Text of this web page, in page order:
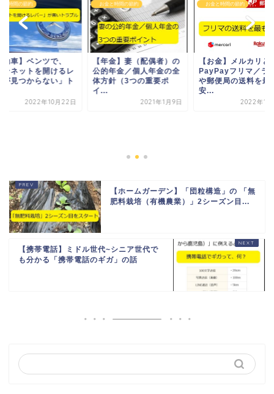
時間の節約
動車】ベンツで、
ンネットを開けるレ
が見つからない」ト
2022年10月22日
お金と時間の節約
【年金】妻（配偶者）の
公的年金／個人年金の全
体方針（3つの重要ポ
イ...
2021年1月9日
お金と時間の節約
【お金】メルカリと
PayPayフリマ／ラ
や郵便局の送料を最
安...
2022年1
【ホームガーデン】「団粒構造」の 「無
肥料栽培（有機農業）」2シーズン目...
【携帯電話】ミドル世代~シニア世代で
も分かる「携帯電話のギガ」の話